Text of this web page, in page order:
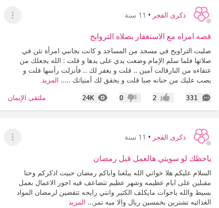
ذكرى الفجر • 11 سنة
عرض
قصه امراه مع الاستغفار بصلاه التروايح
صليت التراويح في مسجد من المساجد و كانت بجانبي امرأة تئن في
صلاتها فلما سلم الإمام وضعت يدي على يدها و قلت : الله يجعلك من
عتقاءه من النارقالت آمين .. قلت و يغفر لك .. فأنزلت رأسها قلت و
يصب عليك من حنانه صبا قلت و يحقق لك أمنياتك ..... المزيد
331
التعليقات إعجاب2 عدم إعجاب
0
24K
المشاهدات ملتقى الإيمان
ذكرى الفجر • 11 سنة
عرض
ياحظك لو سويتي هالعمل قبل رمضان
السلام عليكم هلا خواتي الله يبلغنا واياكم رمضان حبيت اذكركم وحنا
مقبلين على ايام عظيمه وشهر عظيم تتضاعف فيه اجور الاعمال بعمل
بسيط والله ياخوات مايكلف الكثير وانتي رايحه تتقضين لرمضان المواد
الغذائيه تشترين بخمسين ريال والا ميه تمر... المزيد